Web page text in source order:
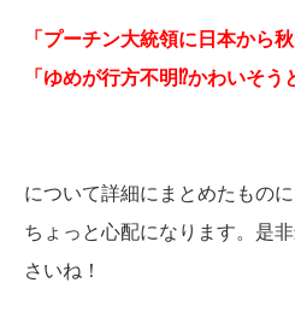
「プーチン大統領に日本から
「ゆめが行方不明⁉かわいそう
について詳細にまとめたもの
ちょっと心配になります。是
さいね！